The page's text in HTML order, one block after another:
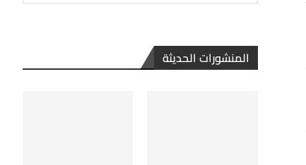
المنشورات الحديثة